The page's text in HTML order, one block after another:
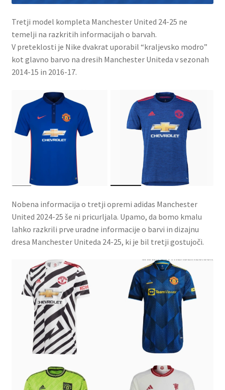
Tretji model kompleta Manchester United 24-25 ne
temelji na razkritih informacijah o barvah.
V preteklosti je Nike dvakrat uporabil “kraljevsko modro”
kot glavno barvo na dresih Manchester Uniteda v sezonah
2014-15 in 2016-17.
Nobena informacija o tretji opremi adidas Manchester
United 2024-25 še ni pricurljala. Upamo, da bomo kmalu
lahko razkrili prve uradne informacije o barvi in ​​dizajnu
dresa Manchester Uniteda 24-25, ki je bil tretji gostujoči.